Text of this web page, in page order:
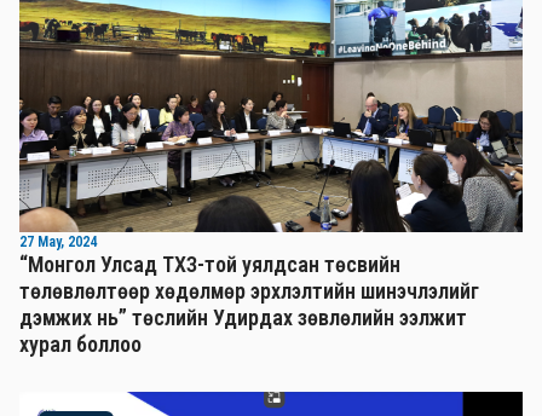
27 May, 2024
“Монгол Улсад ТХЗ-той уялдсан төсвийн
төлөвлөлтөөр хөдөлмөр эрхлэлтийн шинэчлэлийг
дэмжих нь” төслийн Удирдах зөвлөлийн ээлжит
хурал боллоо